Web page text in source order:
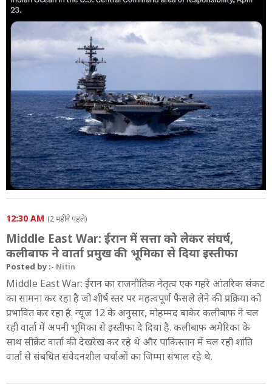
12:30 AM (2 महीने पहले)
Middle East War: ईरान में सत्ता को लेकर संघर्ष,
कलीबाफ ने वार्ता प्रमुख की भूमिका से दिया इस्तीफा
Posted by :- Nitin
Middle East War: ईरान का राजनीतिक नेतृत्व एक गहरे आंतरिक संकट
का सामना कर रहा है जो शीर्ष स्तर पर महत्वपूर्ण फैसले लेने की प्रक्रिया को
प्रभावित कर रहा है. न्यूज 12 के अनुसार, मोहम्मद बाकेर कलीबाफ ने चल
रही वार्ता में अपनी भूमिका से इस्तीफा दे दिया है. कलीबाफ अमेरिका के
साथ सीक्रेट वार्ता की देखरेख कर रहे थे और पाकिस्तान में चल रही शांति
वार्ता से संबंधित संवेदनशील चर्चाओं का जिम्मा संभाल रहे थे.